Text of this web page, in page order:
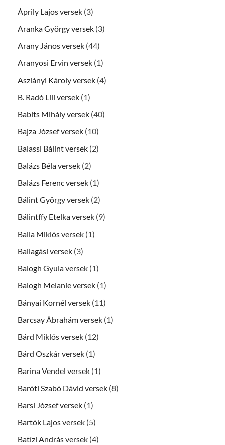
Áprily Lajos versek (3)
Aranka György versek (3)
Arany János versek (44)
Aranyosi Ervin versek (1)
Aszlányi Károly versek (4)
B. Radó Lili versek (1)
Babits Mihály versek (40)
Bajza József versek (10)
Balassi Bálint versek (2)
Balázs Béla versek (2)
Balázs Ferenc versek (1)
Bálint György versek (2)
Bálintffy Etelka versek (9)
Balla Miklós versek (1)
Ballagási versek (3)
Balogh Gyula versek (1)
Balogh Melanie versek (1)
Bányai Kornél versek (11)
Barcsay Ábrahám versek (1)
Bárd Miklós versek (12)
Bárd Oszkár versek (1)
Barina Vendel versek (1)
Baróti Szabó Dávid versek (8)
Barsi József versek (1)
Bartók Lajos versek (5)
Batízi András versek (4)